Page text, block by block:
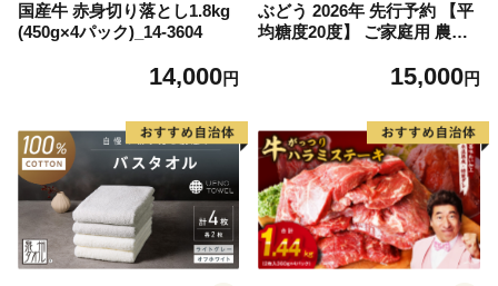
国産牛 赤身切り落とし1.8kg
(450g×4パック)_14-3604
14,000円
ぶどう 2026年 先行予約 【平
均糖度20度】 ご家庭用 農家
ット 2～3房 合計約1.2kg ブ
直送 】
15,000円